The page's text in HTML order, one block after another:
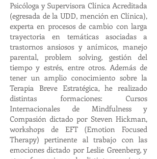
Psicóloga y Supervisora Clínica Acreditada
(egresada de la UDD, mención en Clínica),
experta en procesos de cambio con larga
trayectoria en temáticas asociadas a
trastornos ansiosos y anímicos, manejo
parental, problem solving, gestión del
tiempo y estrés, entre otros. Además de
tener un amplio conocimiento sobre la
Terapia Breve Estratégica, he realizado
distintas formaciones: Cursos
Internacionales de Mindfulness y
Compasión dictado por Steven Hickman,
workshops de EFT (Emotion Focused
Therapy) pertinente al trabajo con las
emociones dictado por Leslie Greenberg, y